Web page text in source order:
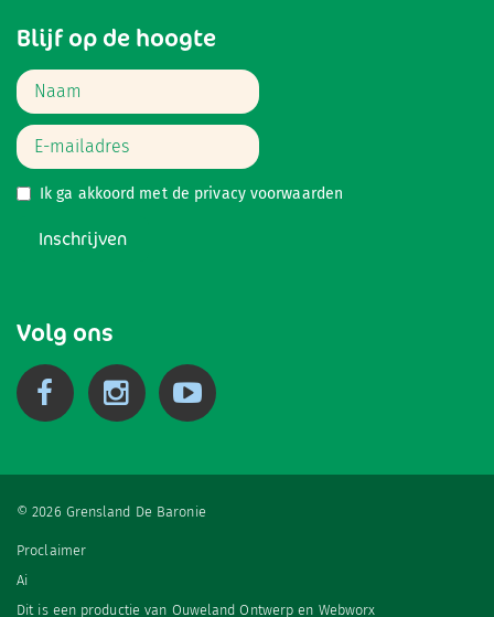
Blijf op de hoogte
Ik ga akkoord met de privacy voorwaarden
Inschrijven
Volg ons
© 2026 Grensland De Baronie
Proclaimer
Ai
Dit is een productie van Ouweland Ontwerp en Webworx